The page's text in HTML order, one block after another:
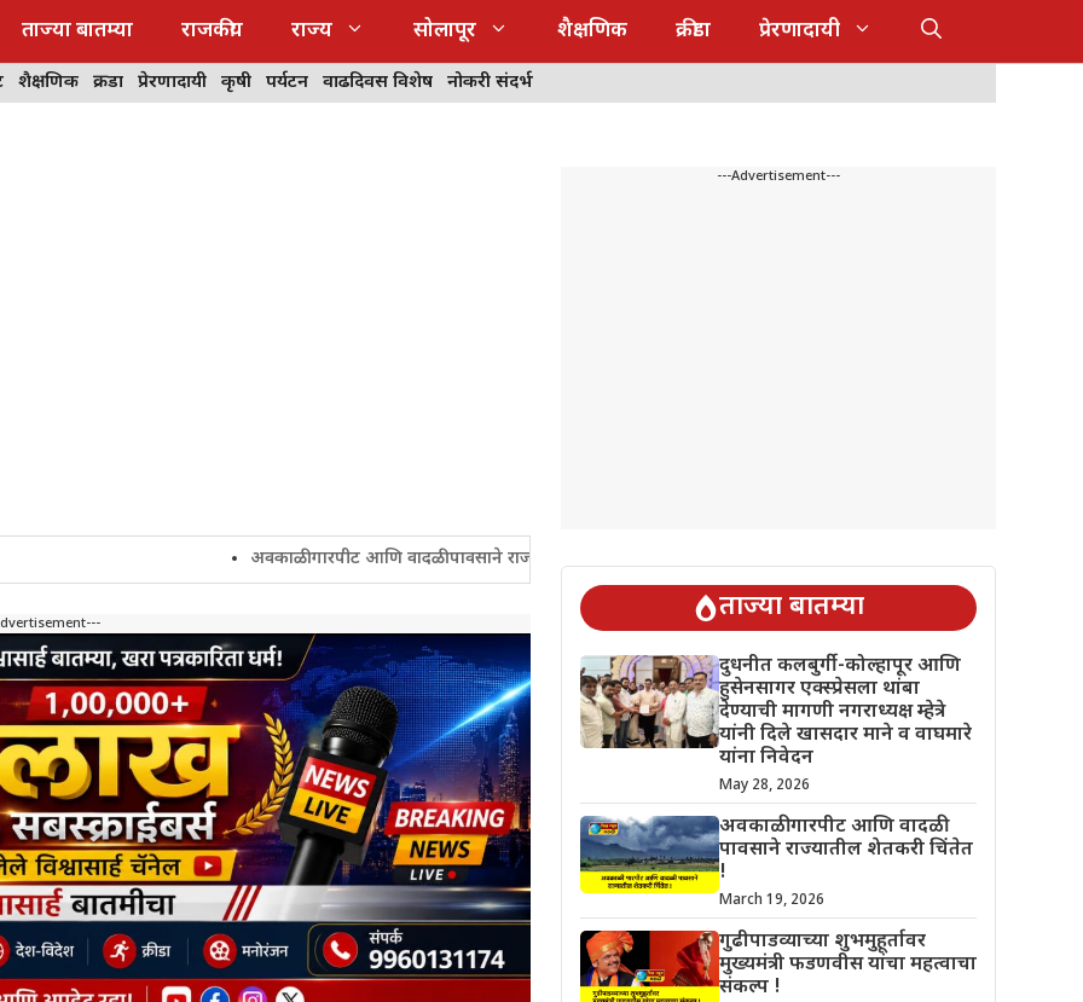
ताज्या बातम्या राजकीय राज्य सोलापूर शैक्षणिक क्रीडा प्रेरणादायी
शैक्षणिक क्रीडा प्रेरणादायी कृषी पर्यटन वाढदिवस विशेष नोकरी संदर्भ
अवकाळी गारपीट आणि वादळी पावसाने राज्यातील शेतकरी चिंतेत !
---Advertisement---
ताज्या बातम्या
दुधनीत कलबुर्गी-कोल्हापूर आणि
हुसेनसागर एक्स्प्रेसला थांबा
देण्याची मागणी नगराध्यक्ष म्हेत्रे
यांनी दिले खासदार माने व वाघमारे
यांना निवेदन
May 28, 2026
अवकाळी गारपीट आणि वादळी
पावसाने राज्यातील शेतकरी चिंतेत
!
March 19, 2026
गुढीपाडव्याच्या शुभमुहूर्तावर
मुख्यमंत्री फडणवीस यांचा महत्वाचा
संकल्प !